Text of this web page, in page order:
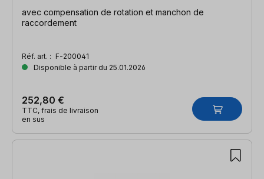
avec compensation de rotation et manchon de
raccordement
Réf. art. : F-200041
Disponible à partir du 25.01.2026
252,80 €
TTC, frais de livraison
en sus